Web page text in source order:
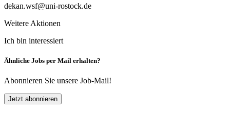
dekan.wsf@uni-rostock.de
Weitere Aktionen
Ich bin interessiert
Ähnliche Jobs per Mail erhalten?
Abonnieren Sie unsere Job-Mail!
Jetzt abonnieren